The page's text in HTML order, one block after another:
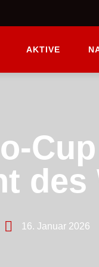
AKTIVE
des
16. Januar 2026